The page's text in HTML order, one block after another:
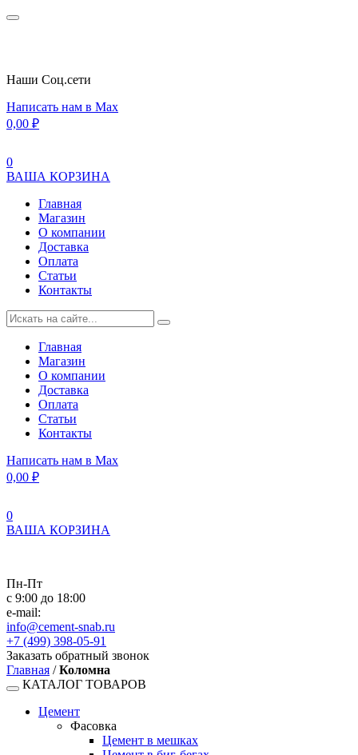
Наши Cоц.сети
Написать нам в Max
0,00 ₽
0
ВАША КОРЗИНА
Главная
Магазин
О компании
Доставка
Оплата
Статьи
Контакты
Главная
Магазин
О компании
Доставка
Оплата
Статьи
Контакты
Написать нам в Max
0,00 ₽
0
ВАША КОРЗИНА
Пн-Пт
с 9:00 до 18:00
e-mail:
info@cement-snab.ru
+7 (499) 398-05-91
Заказать обратный звонок
Главная /Коломна
КАТАЛОГ ТОВАРОВ
Цемент
Фасовка
Цемент в мешках